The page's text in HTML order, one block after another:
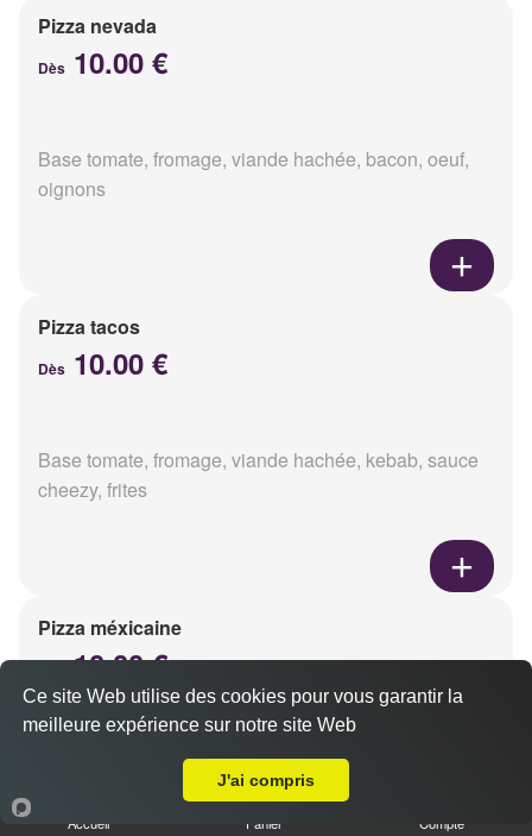
Pizza nevada
Dès 10.00 €
Base tomate, fromage, viande hachée, bacon, oeuf,
oignons
Pizza tacos
Dès 10.00 €
Base tomate, fromage, viande hachée, kebab, sauce
cheezy, frites
Pizza méxicaine
10.00 €
Base sauce barbecue, fromage, viande hachée,
Accueil Panier Compte
Ce site Web utilise des cookies pour vous garantir la
meilleure expérience sur notre site Web
J'ai compris